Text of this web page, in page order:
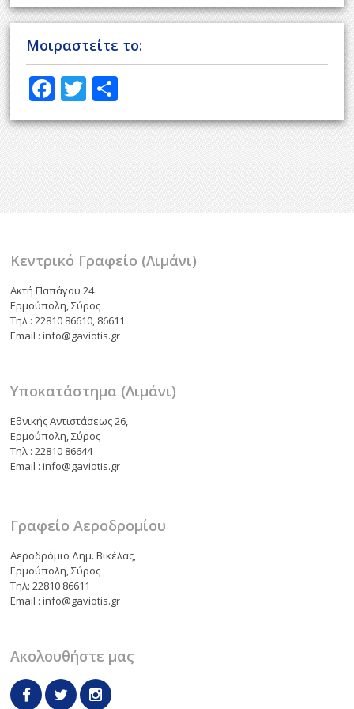
Μοιραστείτε το:
F
ac
e
o
T
w
itt
οι
ρ
τε
ε
Κεντρικό Γραφείο (Λιμάνι)
Ακτή Παπάγου 24
Ερμούπολη, Σύρος
Τηλ : 22810 86610, 86611
Email : info@gaviotis.gr
Υποκατάστημα (Λιμάνι)
Εθνικής Αντιστάσεως 26,
Ερμούπολη, Σύρος
Τηλ : 22810 86644
Email : info@gaviotis.gr
Γραφείο Αεροδρομίου
Αεροδρόμιο Δημ. Βικέλας,
Ερμούπολη, Σύρος
Τηλ: 22810 86611
Email : info@gaviotis.gr
Ακολουθήστε μας